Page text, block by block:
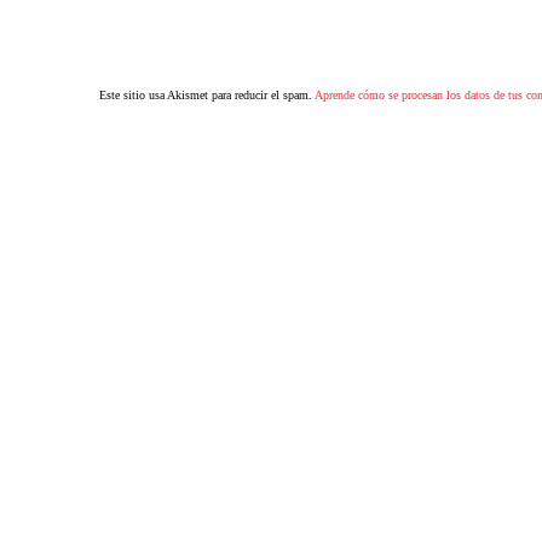
Este sitio usa Akismet para reducir el spam. Aprende cómo se procesan los datos de tus